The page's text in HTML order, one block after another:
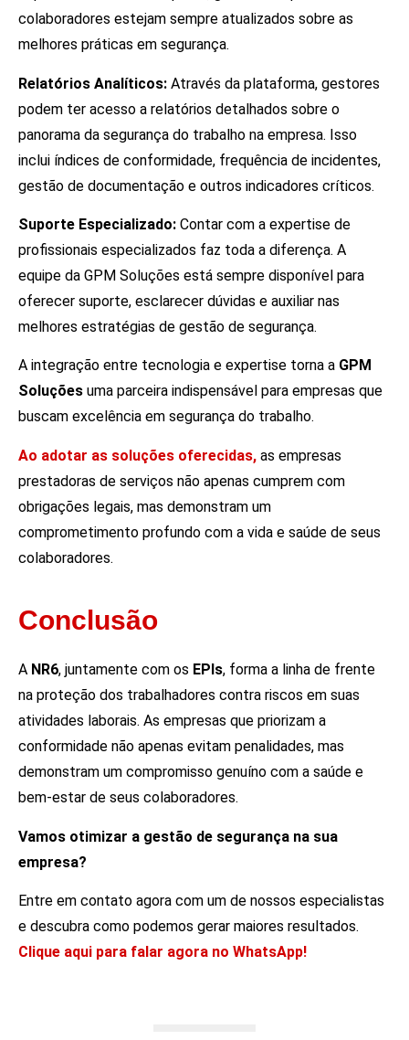
colaboradores estejam sempre atualizados sobre as
melhores práticas em segurança.
Relatórios Analíticos: Através da plataforma, gestores
podem ter acesso a relatórios detalhados sobre o
panorama da segurança do trabalho na empresa. Isso
inclui índices de conformidade, frequência de incidentes,
gestão de documentação e outros indicadores críticos.
Suporte Especializado: Contar com a expertise de
profissionais especializados faz toda a diferença. A
equipe da GPM Soluções está sempre disponível para
oferecer suporte, esclarecer dúvidas e auxiliar nas
melhores estratégias de gestão de segurança.
A integração entre tecnologia e expertise torna a GPM
Soluções uma parceira indispensável para empresas que
buscam excelência em segurança do trabalho.
Ao adotar as soluções oferecidas, as empresas
prestadoras de serviços não apenas cumprem com
obrigações legais, mas demonstram um
comprometimento profundo com a vida e saúde de seus
colaboradores.
Conclusão
A NR6, juntamente com os EPIs, forma a linha de frente
na proteção dos trabalhadores contra riscos em suas
atividades laborais. As empresas que priorizam a
conformidade não apenas evitam penalidades, mas
demonstram um compromisso genuíno com a saúde e
bem-estar de seus colaboradores.
Vamos otimizar a gestão de segurança na sua
empresa?
Entre em contato agora com um de nossos especialistas
e descubra como podemos gerar maiores resultados.
Clique aqui para falar agora no WhatsApp!